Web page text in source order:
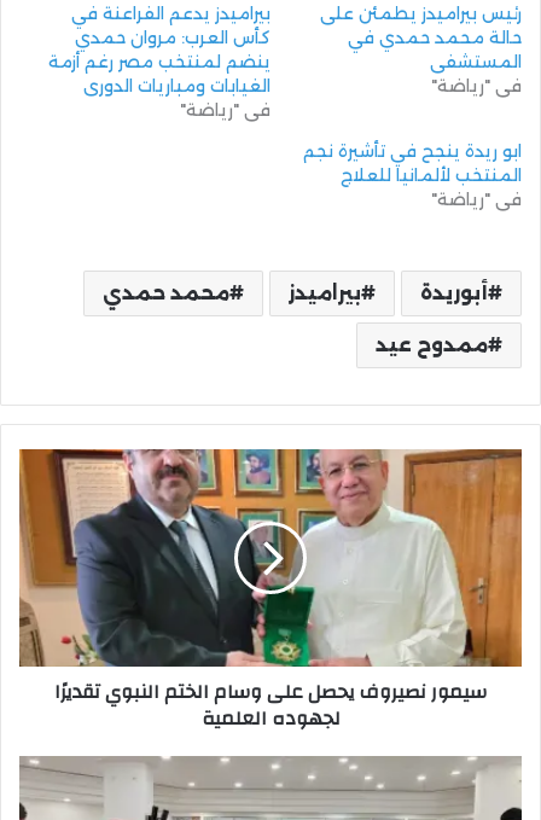
رئيس بيراميدز يطمئن على
حالة محمد حمدي في
المستشفى
في "رياضة"
بيراميدز يدعم الفراعنة في
كأس العرب: مروان حمدي
ينضم لمنتخب مصر رغم أزمة
الغيابات ومباريات الدوري
في "رياضة"
ابو ريدة ينجح في تأشيرة نجم
المنتخب لألمانيا للعلاج
في "رياضة"
أبوريدة بيراميدز محمد حمدي
ممدوح عيد
سيمور
نصيروف
يحصل
الختم
تقديرًا
لجهوده
العلميةسيمور نصيروف يحصل على وسام الختم النبوي تقديرًا
لجهوده العلمية
طلاب
الألمانية